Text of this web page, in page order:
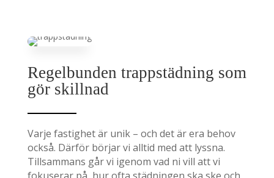
Regelbunden trappstädning som
gör skillnad
Varje fastighet är unik – och det är era behov
också. Därför börjar vi alltid med att lyssna.
Tillsammans går vi igenom vad ni vill att vi